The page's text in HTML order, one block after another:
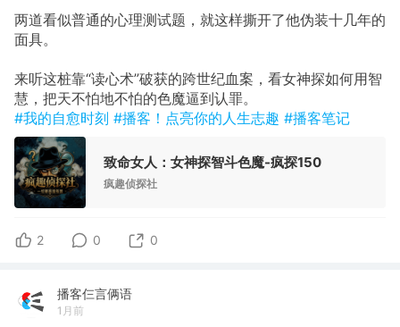
两道看似普通的心理测试题，就这样撕开了他伪装十几年的
面具。
来听这桩靠“读心术”破获的跨世纪血案，看女神探如何用智
慧，把天不怕地不怕的色魔逼到认罪。
#我的自愈时刻 #播客！点亮你的人生志趣 #播客笔记
致命女人：女神探智斗色魔-疯探150
疯趣侦探社
2 0 0
播客仨言俩语
1月前